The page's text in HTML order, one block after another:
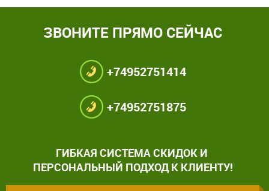
ЗВОНИТЕ ПРЯМО СЕЙЧАС
+74952751414
+74952751875
ГИБКАЯ СИСТЕМА СКИДОК И
ПЕРСОНАЛЬНЫЙ ПОДХОД К КЛИЕНТУ!